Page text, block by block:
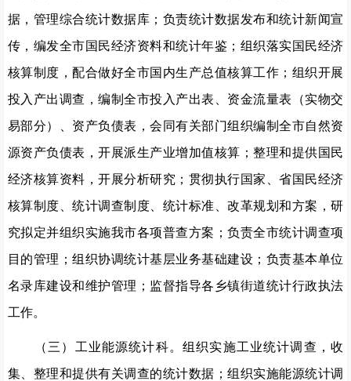
据，管理综合统计数据库；负责统计数据发布和统计新闻宣
传，编发全市国民经济资料和统计年鉴；组织落实国民经济
核算制度，配合做好全市国内生产总值核算工作；组织开展
投入产出调查，编制全市投入产出表、资金流量表（实物交
易部分）、资产负债表，会同有关部门组织编制全市自然资
源资产负债表，开展派生产业增加值核算；整理和提供国民
经济核算资料，开展分析研究；贯彻执行国家、省国民经济
核算制度、统计调查制度、统计标准、改革规划和方案，研
究拟定并组织实施我市各项普查方案；负责全市统计调查项
目的管理；组织协调统计基层业务基础建设；负责基本单位
名录库建设和维护管理；监督指导各乡镇街道统计行政执法
工作。
（三）工业能源统计科。组织实施工业统计调查，收
集、整理和提供有关调查的统计数据；组织实施能源统计调